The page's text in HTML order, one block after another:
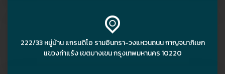
222/33 หมู่บ้าน แกรนดิโอ รามอินทรา-วงแหวนถนน กาญจนาภิเษก
แขวงท่าแร้ง เขตบางเขน กรุงเทพมหานคร 10220